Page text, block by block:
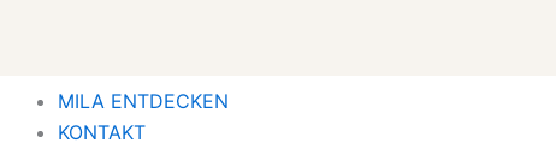
MILA ENTDECKEN
KONTAKT